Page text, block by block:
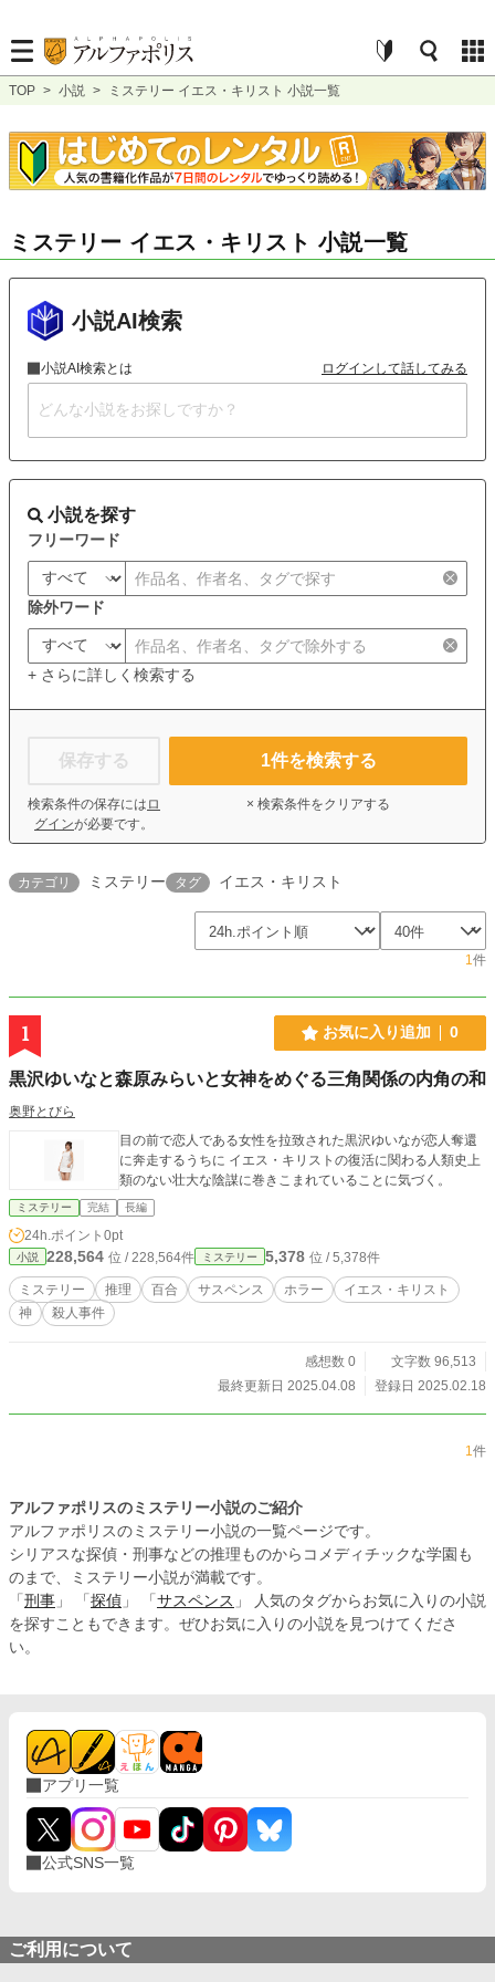
TOP > 小説 > ミステリー イエス・キリスト 小説一覧
ミステリー イエス・キリスト 小説一覧
小説AI検索
小説AI検索とは ログインして話してみる
小説を探す
フリーワード
除外ワード
+ さらに詳しく検索する
保存する
検索条件の保存には ロ
グインが必要です。
1件を検索する
× 検索条件をクリアする
カテゴリ ミステリー タグ イエス・キリスト
1件
1 お気に入り追加 0
黒沢ゆいなと森原みらいと女神をめぐる三角関係の内角の和
奥野とびら
目の前で恋人である女性を拉致された黒沢ゆいなが恋人奪還
に奔走するうちに イエス・キリストの復活に関わる人類史上
類のない壮大な陰謀に巻きこまれていることに気づく。
ミステリー 完結 長編
24h.ポイント 0pt
小説 228,564 位 / 228,564件 ミステリー 5,378 位 / 5,378件
ミステリー 推理 百合 サスペンス ホラー
イエス・キリスト
神
殺人事件
感想数 0
文字数 96,513
最終更新日 2025.04.08
登録日 2025.02.18
1件
アルファポリスのミステリー小説のご紹介
アルファポリスのミステリー小説の一覧ページです。
シリアスな探偵・刑事などの推理ものからコメディチックな学園も
のまで、ミステリー小説が満載です。
「 刑事 」 「 探偵 」 「 サスペンス 」 人気のタグからお気に入りの小説
を探すこともできます。ぜひお気に入りの小説を見つけてくださ
い。
アプリ一覧
公式SNS一覧
ご利用について